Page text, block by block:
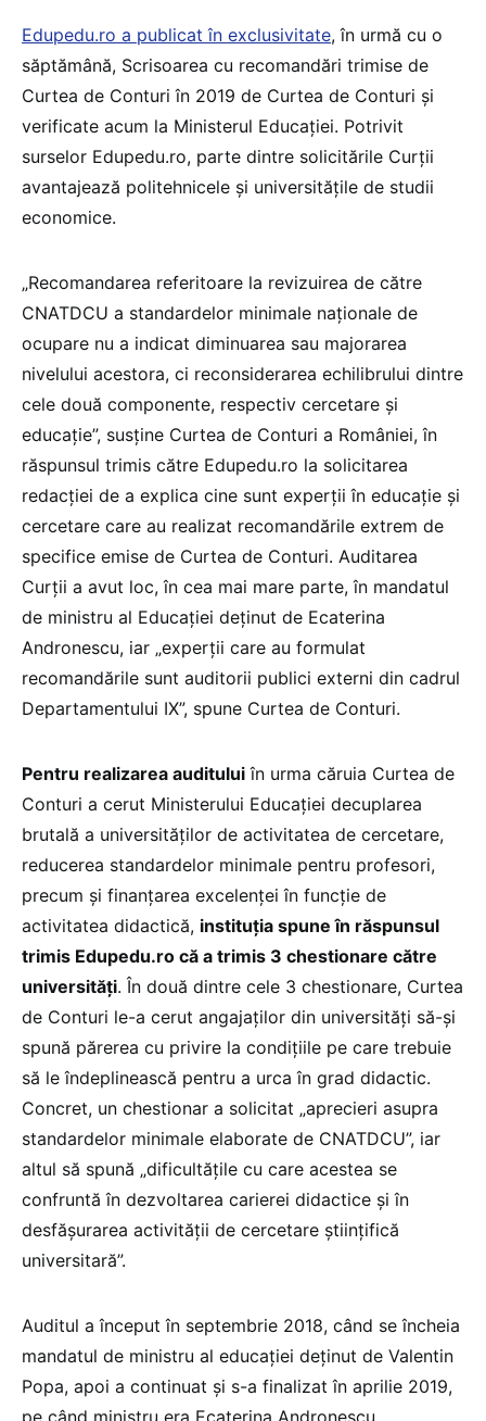
Edupedu.ro a publicat în exclusivitate, în urmă cu o
săptămână, Scrisoarea cu recomandări trimise de
Curtea de Conturi în 2019 de Curtea de Conturi și
verificate acum la Ministerul Educației. Potrivit
surselor Edupedu.ro, parte dintre solicitările Curții
avantajează politehnicele și universitățile de studii
economice.
„Recomandarea referitoare la revizuirea de către
CNATDCU a standardelor minimale naționale de
ocupare nu a indicat diminuarea sau majorarea
nivelului acestora, ci reconsiderarea echilibrului dintre
cele două componente, respectiv cercetare și
educație”, susține Curtea de Conturi a României, în
răspunsul trimis către Edupedu.ro la solicitarea
redacției de a explica cine sunt experții în educație și
cercetare care au realizat recomandările extrem de
specifice emise de Curtea de Conturi. Auditarea
Curții a avut loc, în cea mai mare parte, în mandatul
de ministru al Educației deținut de Ecaterina
Andronescu, iar „experții care au formulat
recomandările sunt auditorii publici externi din cadrul
Departamentului IX”, spune Curtea de Conturi.
Pentru realizarea auditului în urma căruia Curtea de
Conturi a cerut Ministerului Educației decuplarea
brutală a universităților de activitatea de cercetare,
reducerea standardelor minimale pentru profesori,
precum și finanțarea excelenței în funcție de
activitatea didactică, instituția spune în răspunsul
trimis Edupedu.ro că a trimis 3 chestionare către
universități. În două dintre cele 3 chestionare, Curtea
de Conturi le-a cerut angajaților din universități să-și
spună părerea cu privire la condițiile pe care trebuie
să le îndeplinească pentru a urca în grad didactic.
Concret, un chestionar a solicitat „aprecieri asupra
standardelor minimale elaborate de CNATDCU”, iar
altul să spună „dificultățile cu care acestea se
confruntă în dezvoltarea carierei didactice și în
desfășurarea activității de cercetare științifică
universitară”.
Auditul a început în septembrie 2018, când se încheia
mandatul de ministru al educației deținut de Valentin
Popa, apoi a continuat și s-a finalizat în aprilie 2019,
pe când ministru era Ecaterina Andronescu.